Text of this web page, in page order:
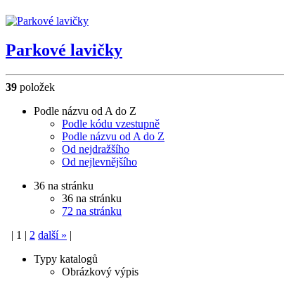
Parkové lavičky
39 položek
Podle názvu od A do Z
Podle kódu vzestupně
Podle názvu od A do Z
Od nejdražšího
Od nejlevnějšího
36 na stránku
36 na stránku
72 na stránku
| 1 | 2 další» |
Typy katalogů
Obrázkový výpis